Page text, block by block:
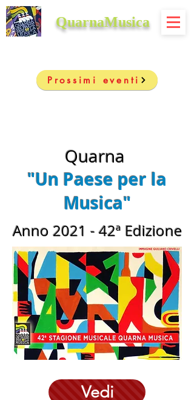
QuarnaMusica
Prossimi eventi
Quarna
"Un Paese per la
Musica"
Anno 2021 - 42ª Edizione
Vedi